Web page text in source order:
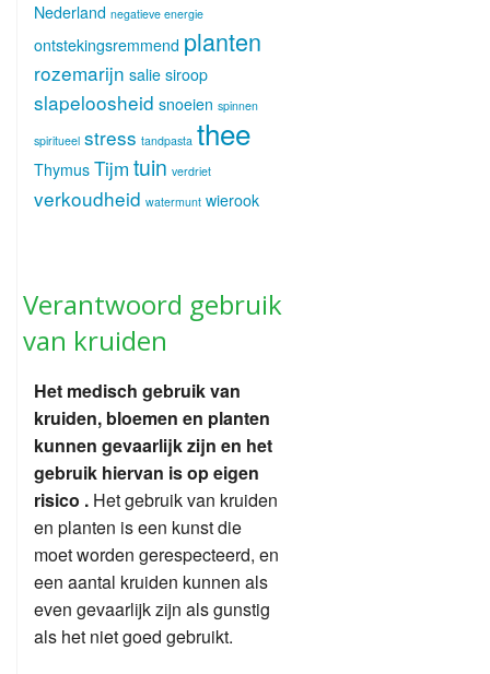
Nederland negatieve energie
ontstekingsremmend planten
rozemarijn salie siroop
slapeloosheid snoeien spinnen
spiritueel stress tandpasta thee
Thymus Tijm tuin verdriet
verkoudheid watermunt wierook
Verantwoord gebruik
van kruiden
Het medisch gebruik van
kruiden, bloemen en planten
kunnen gevaarlijk zijn en het
gebruik hiervan is op eigen
risico . Het gebruik van kruiden
en planten is een kunst die
moet worden gerespecteerd, en
een aantal kruiden kunnen als
even gevaarlijk zijn als gunstig
als het niet goed gebruikt.